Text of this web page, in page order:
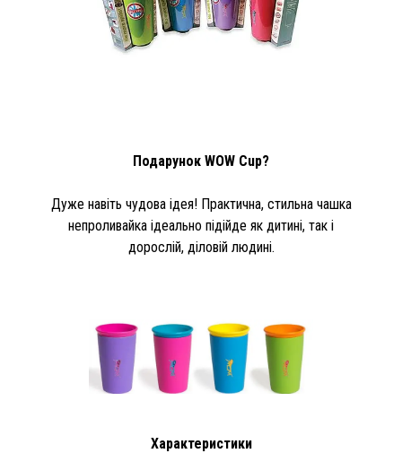
Подарунок WOW Cup?
Дуже навіть чудова ідея! Практична, стильна чашка
непроливайка ідеально підійде як дитині, так і
дорослій, діловій людині.
Характеристики